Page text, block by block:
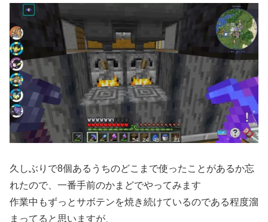
久しぶりで8個あるうちのどこまで使ったことがあるか忘
れたので、一番手前のかまどでやってみます
作業中もずっとサボテンを焼き続けているのである程度溜
まってると思いますが、